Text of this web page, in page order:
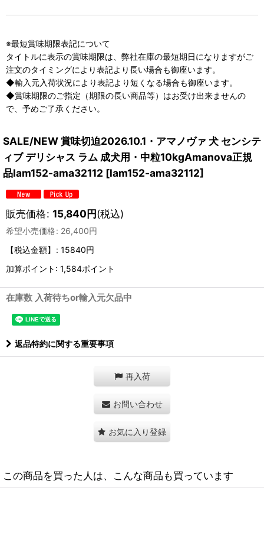
※最短賞味期限表記について
タイトルに表示の賞味期限は、弊社在庫の最短期日になりますがご
注文のタイミングにより表記より長い場合も御座います。
◆輸入元入荷状況により表記より短くなる場合も御座います。
◆賞味期限のご指定（期限の長い商品等）はお受け出来ませんの
で、予めご了承ください。
SALE/NEW 賞味切迫2026.10.1・アマノヴァ 犬 センシテ
ィブ デリシャス ラム 成犬用・中粒10kgAmanova正規
品lam152-ama32112 [lam152-ama32112]
販売価格: 15,840円(税込)
希望小売価格: 26,400円
【税込金額】
: 15840円
加算ポイント: 1,584ポイント
在庫数 入荷待ちor輸入元欠品中
返品特約に関する重要事項
再入荷
お問い合わせ
お気に入り登録
この商品を買った人は、こんな商品も買っています